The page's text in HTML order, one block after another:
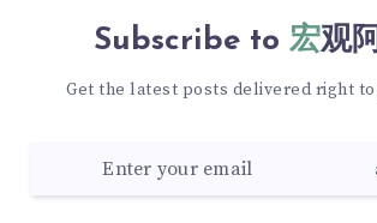
Subscribe to 宏观
Get the latest posts delivered right